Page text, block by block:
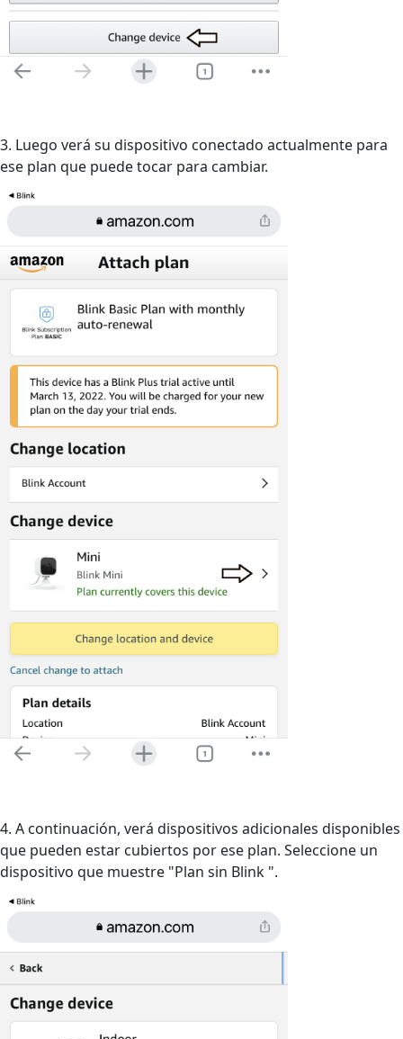
3. Luego verá su dispositivo conectado actualmente para
ese plan que puede tocar para cambiar.
4. A continuación, verá dispositivos adicionales disponibles
que pueden estar cubiertos por ese plan. Seleccione un
dispositivo que muestre "Plan sin Blink ".